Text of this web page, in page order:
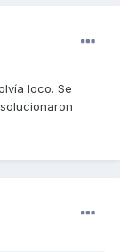
loco. Se